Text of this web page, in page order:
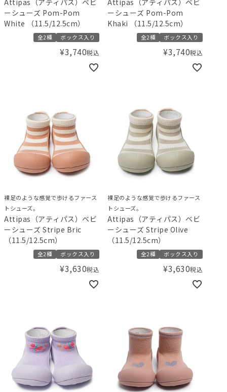
Attipas（アティパス）ベビ
ーシューズ Pom-Pom
White （11.5/12.5cm）
全2種 ボックス入り
¥3,740税込
Attipas（アティパス）ベビ
ーシューズ Pom-Pom
Khaki （11.5/12.5cm）
全2種 ボックス入り
¥3,740税込
裸足のような感覚で歩けるファース
トシューズ。
Attipas（アティパス）ベビ
ーシューズ Stripe Bric
（11.5/12.5cm）
全2種 ボックス入り
¥3,630税込
裸足のような感覚で歩けるファース
トシューズ。
Attipas（アティパス）ベビ
ーシューズ Stripe Olive
（11.5/12.5cm）
全2種 ボックス入り
¥3,630税込